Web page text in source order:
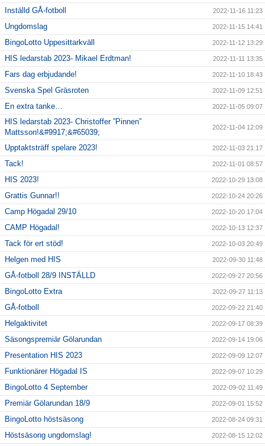
Inställd GÅ-fotboll 2022-11-16 11:23
Ungdomslag 2022-11-15 14:41
BingoLotto Uppesittarkväll 2022-11-12 13:29
HIS ledarstab 2023- Mikael Erdtman! 2022-11-11 13:35
Fars dag erbjudande! 2022-11-10 18:43
Svenska Spel Gräsroten 2022-11-09 12:51
En extra tanke… 2022-11-05 09:07
HIS ledarstab 2023- Christoffer ”Pinnen”
Mattsson!&#9917;&#65039;
2022-11-04 12:09
Upptaktsträff spelare 2023! 2022-11-03 21:17
Tack! 2022-11-01 08:57
HIS 2023! 2022-10-29 13:08
Grattis Gunnar!! 2022-10-24 20:26
Camp Högadal 29/10 2022-10-20 17:04
CAMP Högadal! 2022-10-13 12:37
Tack för ert stöd! 2022-10-03 20:49
Helgen med HIS 2022-09-30 11:48
GÅ-fotboll 28/9 INSTÄLLD 2022-09-27 20:56
BingoLotto Extra 2022-09-27 11:13
GÅ-fotboll 2022-09-22 21:40
Helgaktivitet 2022-09-17 08:39
Säsongspremiär Gölarundan 2022-09-14 19:06
Presentation HIS 2023 2022-09-09 12:07
Funktionärer Högadal IS 2022-09-07 10:29
BingoLotto 4 September 2022-09-02 11:49
Premiär Gölarundan 18/9 2022-09-01 15:52
BingoLotto höstsäsong 2022-08-24 09:31
Höstsäsong ungdomslag! 2022-08-15 12:02